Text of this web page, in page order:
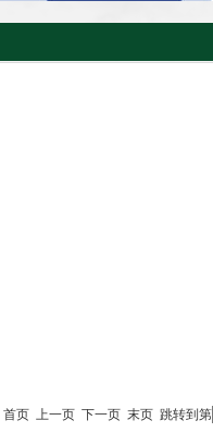
首页 上一页 下一页 末页 跳转到第